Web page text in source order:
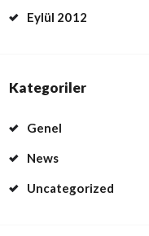
Eylül 2012
Kategoriler
Genel
News
Uncategorized